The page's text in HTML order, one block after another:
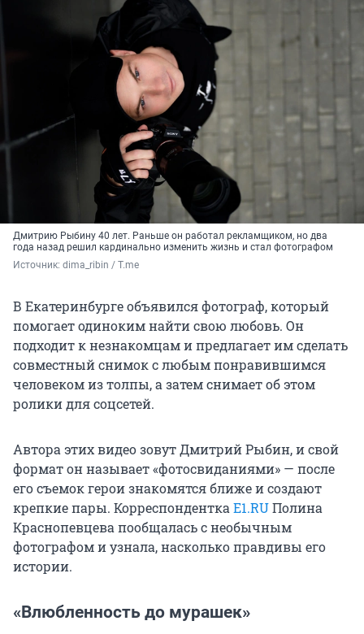
Дмитрию Рыбину 40 лет. Раньше он работал рекламщиком, но два
года назад решил кардинально изменить жизнь и стал фотографом
Источник: dima_ribin / T.me
В Екатеринбурге объявился фотограф, который
помогает одиноким найти свою любовь. Он
подходит к незнакомцам и предлагает им сделать
совместный снимок с любым понравившимся
человеком из толпы, а затем снимает об этом
ролики для соцсетей.
Автора этих видео зовут Дмитрий Рыбин, и свой
формат он называет «фотосвиданиями» — после
его съемок герои знакомятся ближе и создают
крепкие пары. Корреспондентка E1.RUПолина
Краснопевцева пообщалась с необычным
фотографом и узнала, насколько правдивы его
истории.
«Влюбленность до мурашек»